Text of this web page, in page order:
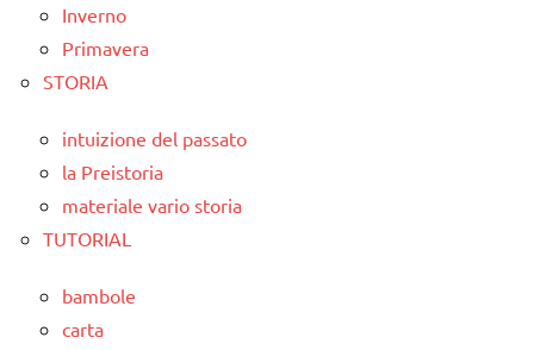
Inverno
Primavera
STORIA
intuizione del passato
la Preistoria
materiale vario storia
TUTORIAL
bambole
carta